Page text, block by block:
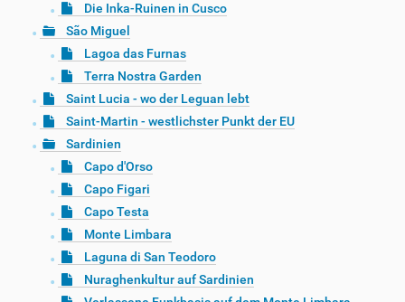
Die Inka-Ruinen in Cusco
São Miguel
Lagoa das Furnas
Terra Nostra Garden
Saint Lucia - wo der Leguan lebt
Saint-Martin - westlichster Punkt der EU
Sardinien
Capo d'Orso
Capo Figari
Capo Testa
Monte Limbara
Laguna di San Teodoro
Nuraghenkultur auf Sardinien